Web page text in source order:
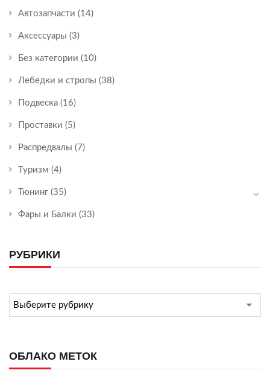
Автозапчасти (14)
Аксессуары (3)
Без категории (10)
Лебедки и стропы (38)
Подвеска (16)
Проставки (5)
Распредвалы (7)
Туризм (4)
Тюнинг (35)
Фары и Балки (33)
РУБРИКИ
ОБЛАКО МЕТОК